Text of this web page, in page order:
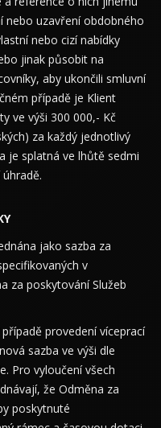
nebo uzavření obdobného
nebo cizí nabídky
jinak působit na
aby ukončili smluvní
případě je Klient
ve výši 300 000,- Kč
za každý jednotlivý
je splatná ve lhůtě sedmi
jako sazba za
v
za poskytování Služeb
případě provedení víceprací
sazba ve výši dle
Pro vyloučení všech
že Odměna za
poskytnuté